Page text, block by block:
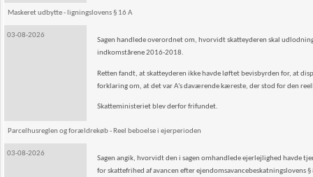
Maskeret udbytte - ligningslovens § 16 A
03-08-2026
Sagen handlede overordnet om, hvorvidt skatteyderen skal
indkomstårene 2016-2018.
Retten fandt, at skatteyderen ikke havde løftet bevisbyrden for, at
forklaring om, at det var A's daværende kæreste, der stod for den
Skatteministeriet blev derfor frifundet.
Parcelhusreglen og forældrekøb - Reel beboelse i ejerperioden
03-08-2026
Sagen angik, hvorvidt den i sagen omhandlede ejerlejlighed havde
for skattefrihed af avancen efter ejendomsavancebeskatningslovens